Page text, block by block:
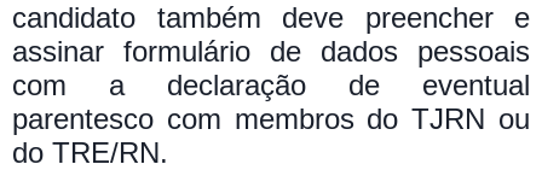
candidato também deve preencher e
assinar formulário de dados pessoais
com a declaração de eventual
parentesco com membros do TJRN ou
do TRE/RN.